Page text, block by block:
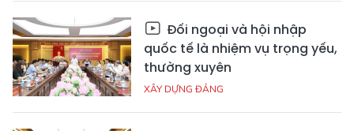
Đối ngoại và hội nhập
quốc tế là nhiệm vụ trọng yếu,
thường xuyên
XÂY DỰNG ĐẢNG